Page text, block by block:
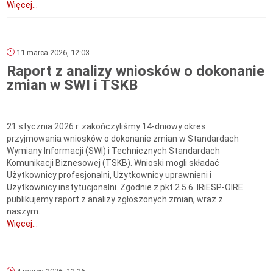
Więcej...
11 marca 2026, 12:03
Raport z analizy wniosków o dokonanie
zmian w SWI i TSKB
21 stycznia 2026 r. zakończyliśmy 14-dniowy okres
przyjmowania wniosków o dokonanie zmian w Standardach
Wymiany Informacji (SWI) i Technicznych Standardach
Komunikacji Biznesowej (TSKB). Wnioski mogli składać
Użytkownicy profesjonalni, Użytkownicy uprawnieni i
Użytkownicy instytucjonalni. Zgodnie z pkt 2.5.6. IRiESP-OIRE
publikujemy raport z analizy zgłoszonych zmian, wraz z
naszym...
Więcej...